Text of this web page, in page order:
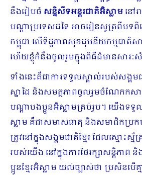
នឹងរៀបចំ សន្និសីទអន្តរជាតិអ៊ិស្លាមនៅរ
បណ្តាប្រទេសដទៃ អាចរៀនសូត្រពីបទ
កម្ពុជា លើ​ទិដ្ឋភាពសុខដុមនីយកម្មជា
ហើយខ្ញុំក៏​នឹងចូលរួមក្នុងពិធីដ៏មានសារៈសំ
ទាំងនេះគឺជា​ការទទួលស្គាល់​របស់​សង្គម​
ស្នាដៃ និងសមត្ថភាពចូលរួមចំណែក​កស
បណ្តាបងប្អូនអ៊ិស្លាមគ្រប់រូប​។ យើងទទួ
ស្លាម​ គឺជា​សមាសធាតុ និងសមាជិក​ប្
ត្រូវនៅក្នុង​សង្គម​ជាតិខ្មែរ ដែលស្មោះស្ម័
របស់យើង​ នៅក្នុងការ​ថែរក្សាសន្តិភាព
ប្អូនខ្មែរអ៊ិស្លាម​ យល់ច្បាស់ថា ប្រសិនបើគ្